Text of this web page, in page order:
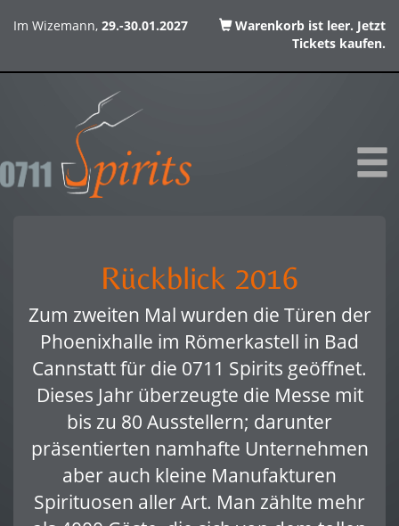
Im Wizemann, 29.-30.01.2027
Warenkorb ist leer. Jetzt
Tickets kaufen.
Rückblick 2016
Zum zweiten Mal wurden die Türen der
Phoenixhalle im Römerkastell in Bad
Cannstatt für die 0711 Spirits geöffnet.
Dieses Jahr überzeugte die Messe mit
bis zu 80 Ausstellern; darunter
präsentierten namhafte Unternehmen
aber auch kleine Manufakturen
Spirituosen aller Art. Man zählte mehr